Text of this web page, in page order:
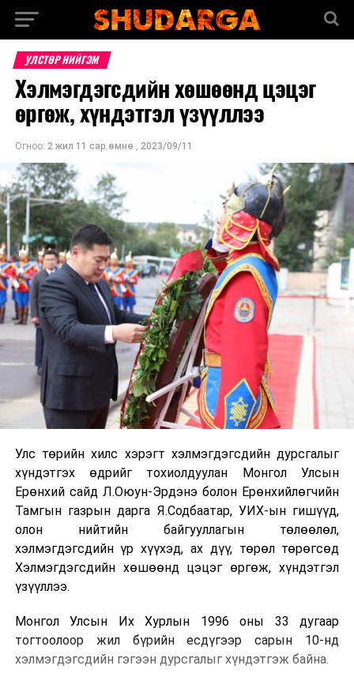
УЛСТӨР НИЙГЭМ
Хэлмэгдэгсдийн хөшөөнд цэцэг
өргөж, хүндэтгэл үзүүллээ
Огноо: 2 жил 11 сар.өмнө , 2023/09/11
Улс төрийн хилс хэрэгт хэлмэгдэгсдийн дурсгалыг
хүндэтгэх өдрийг тохиолдуулан Монгол Улсын
Ерөнхий сайд Л.Оюун-Эрдэнэ болон Ерөнхийлөгчийн
Тамгын газрын дарга Я.Содбаатар, УИХ-ын гишүүд,
олон нийтийн байгууллагын төлөөлөл,
хэлмэгдэгсдийн үр хүүхэд, ах дүү, төрөл төрөгсөд
Хэлмэгдэгсдийн хөшөөнд цэцэг өргөж, хүндэтгэл
үзүүллээ.
Монгол Улсын Их Хурлын 1996 оны 33 дугаар
тогтоолоор жил бүрийн есдүгээр сарын 10-нд
хэлмэгдэгсдийн гэгээн дурсгалыг хүндэтгэж байна.